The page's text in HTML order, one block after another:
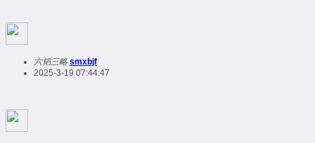
六韬三略 smxbjf
2025-3-19 07:44:47